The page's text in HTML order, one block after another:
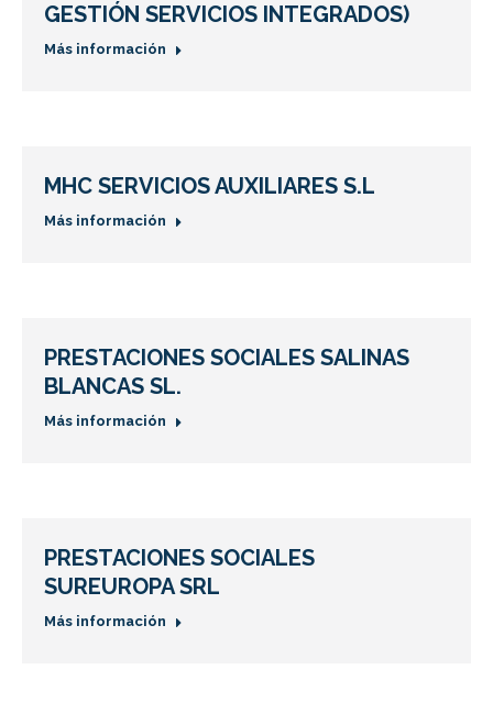
GESTIÓN SERVICIOS INTEGRADOS)
Más información
MHC SERVICIOS AUXILIARES S.L
Más información
PRESTACIONES SOCIALES SALINAS
BLANCAS SL.
Más información
PRESTACIONES SOCIALES
SUREUROPA SRL
Más información